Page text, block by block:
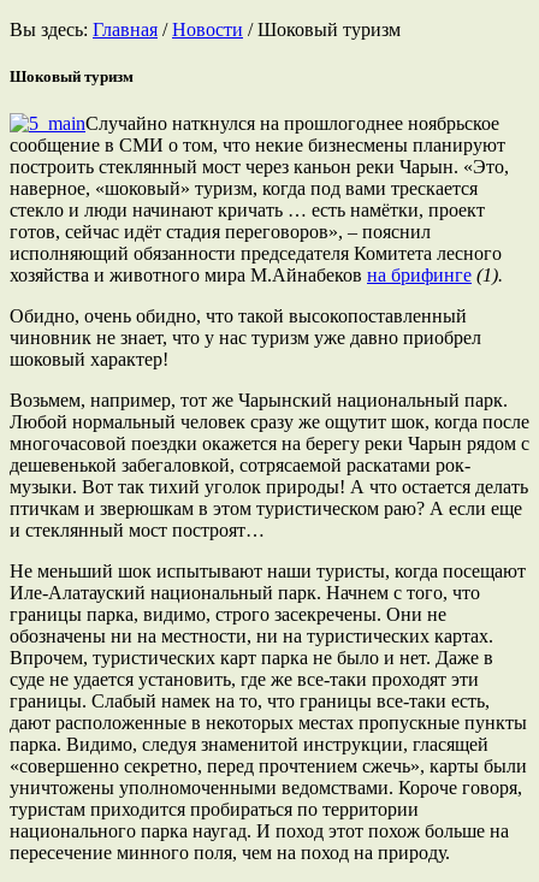
Вы здесь: Главная /Новости /Шоковый туризм
Шоковый туризм
Случайно наткнулся на прошлогоднее ноябрьское
сообщение в СМИ о том, что некие бизнесмены планируют
построить стеклянный мост через каньон реки Чарын. «Это,
наверное, «шоковый» туризм, когда под вами трескается
стекло и люди начинают кричать … есть намётки, проект
готов, сейчас идёт стадия переговоров», – пояснил
исполняющий обязанности председателя Комитета лесного
хозяйства и животного мира М.Айнабеков на брифинге (1).
Обидно, очень обидно, что такой высокопоставленный
чиновник не знает, что у нас туризм уже давно приобрел
шоковый характер!
Возьмем, например, тот же Чарынский национальный парк.
Любой нормальный человек сразу же ощутит шок, когда после
многочасовой поездки окажется на берегу реки Чарын рядом с
дешевенькой забегаловкой, сотрясаемой раскатами рок-
музыки. Вот так тихий уголок природы! А что остается делать
птичкам и зверюшкам в этом туристическом раю? А если еще
и стеклянный мост построят…
Не меньший шок испытывают наши туристы, когда посещают
Иле-Алатауский национальный парк. Начнем с того, что
границы парка, видимо, строго засекречены. Они не
обозначены ни на местности, ни на туристических картах.
Впрочем, туристических карт парка не было и нет. Даже в
суде не удается установить, где же все-таки проходят эти
границы. Слабый намек на то, что границы все-таки есть,
дают расположенные в некоторых местах пропускные пункты
парка. Видимо, следуя знаменитой инструкции, гласящей
«совершенно секретно, перед прочтением сжечь», карты были
уничтожены уполномоченными ведомствами. Короче говоря,
туристам приходится пробираться по территории
национального парка наугад. И поход этот похож больше на
пересечение минного поля, чем на поход на природу.